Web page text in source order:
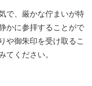
で、厳かな佇まいが特
かに参拝することがで
や御朱印を受け取るこ
てください。